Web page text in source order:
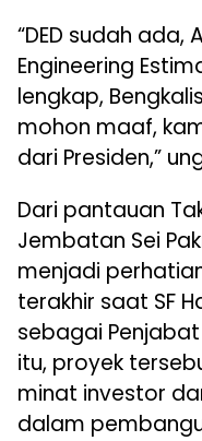
“DED sudah ada,
Engineering
lengkap,
mohon maaf,
dari Presiden,”
Dari pantauan
Jembatan Sei
menjadi
terakhir saat SF
sebagai Penjabat
itu, proyek
minat investor
dalam